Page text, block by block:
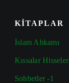
KİTAPLAR
İslam Ahkamı
Kıssalar Hisseler
Sohbetler -1